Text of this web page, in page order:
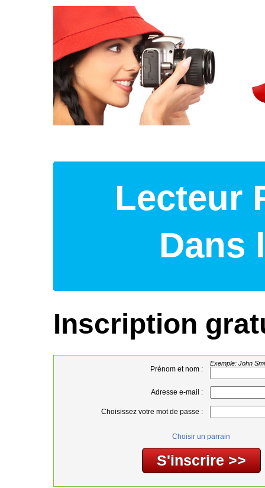
Lecteur
Dans
Inscription
Prénom et nom :
Exemple: John
Adresse e-mail :
Choisissez votre mot de passe :
Choisir un parrain